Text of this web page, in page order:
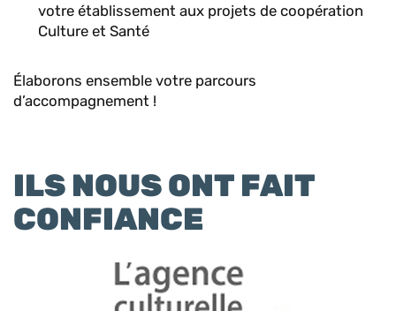
votre établissement aux projets de coopération
Culture et Santé
Élaborons ensemble votre parcours
d’accompagnement !
ILS NOUS ONT FAIT
CONFIANCE